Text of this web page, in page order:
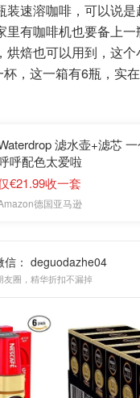
装速溶咖啡，可以说
里有咖啡机也要备上
烘焙也可以用到，这
，这一箱有6瓶，实
滤水壶+滤芯
呼配色太爱啦
€21.99收一套
德国亚马逊
：
友圈，精华折扣不漏掉